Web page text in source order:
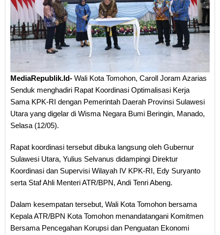
MediaRepublik.Id- Wali Kota Tomohon, Caroll Joram Azarias
Senduk menghadiri Rapat Koordinasi Optimalisasi Kerja
Sama KPK-RI dengan Pemerintah Daerah Provinsi Sulawesi
Utara yang digelar di Wisma Negara Bumi Beringin, Manado,
Selasa (12/05).
Rapat koordinasi tersebut dibuka langsung oleh Gubernur
Sulawesi Utara, Yulius Selvanus didampingi Direktur
Koordinasi dan Supervisi Wilayah IV KPK-RI, Edy Suryanto
serta Staf Ahli Menteri ATR/BPN, Andi Tenri Abeng.
Dalam kesempatan tersebut, Wali Kota Tomohon bersama
Kepala ATR/BPN Kota Tomohon menandatangani Komitmen
Bersama Pencegahan Korupsi dan Penguatan Ekonomi